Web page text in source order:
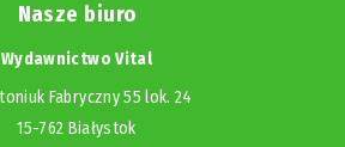
Nasze biuro
Wydawnictwo Vital
Fabryczny 55 lok. 24
15-762 Białystok